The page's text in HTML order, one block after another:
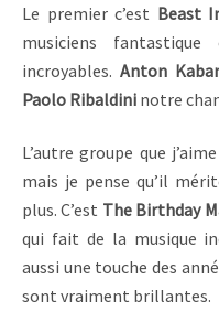
Le premier c’est Beast
musiciens
incroyables. Anton
Paolo Ribaldini notre
L’autre groupe que
mais je pense qu’il
plus. C’est The Birthday
qui fait de la musique
aussi une touche des
sont vraiment brillantes.